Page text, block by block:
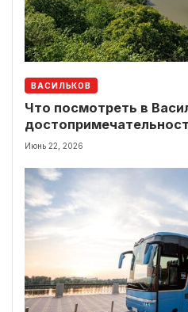
ВАСИЛЬКОВ
Что посмотреть в
локации рядом
Июнь 22, 2026